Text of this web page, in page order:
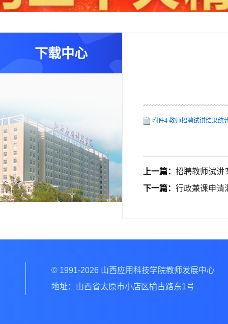
下载中心
附件4 教师招聘试讲结果统
上一篇： 招聘教师试讲
下一篇： 行政兼课申请
© 1991-2026 山西应用科技学院教师发展中心
地址：山西省太原市小店区榆古路东1号